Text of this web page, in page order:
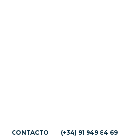
CONTACTO (+34) 91 949 84 69